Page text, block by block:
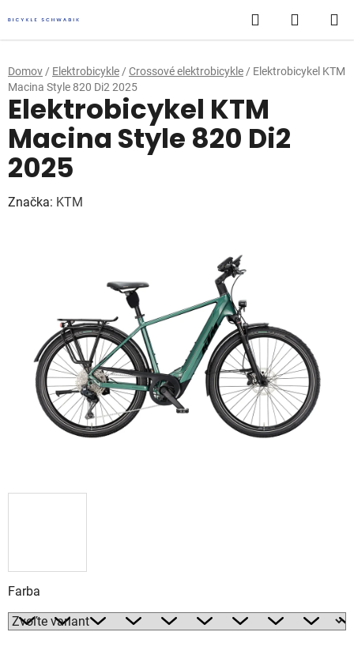
na
obsah
Hľadať
KOŠÍK
Domov / Elektrobicykle / Crossové elektrobicykle / Elektrobicykel KTM
Macina Style 820 Di2 2025
Farba
Elektrobicykel KTM
Macina Style 820 Di2
2025
Značka: KTM